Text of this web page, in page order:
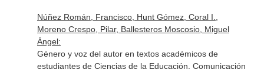
Núñez Román, Francisco, Hunt Gómez, Coral I.,
Moreno Crespo, Pilar, Ballesteros Moscosio, Miguel
Ángel:
Género y voz del autor en textos académicos de
estudiantes de Ciencias de la Educación. Comunicación